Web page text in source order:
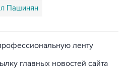
Пашинян
ленту
главных новостей сайта